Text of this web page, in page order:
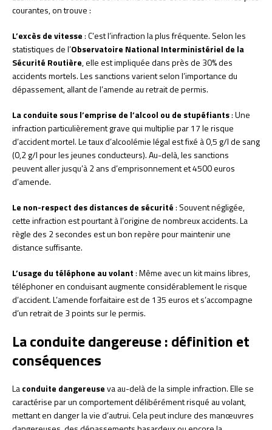
courantes, on trouve :
L’excès de vitesse: C’est l’infraction la plus fréquente. Selon les
statistiques de l’Observatoire National Interministériel de la
Sécurité Routière, elle est impliquée dans près de 30% des
accidents mortels. Les sanctions varient selon l’importance du
dépassement, allant de l’amende au retrait de permis.
La conduite sous l’emprise de l’alcool ou de stupéfiants: Une
infraction particulièrement grave qui multiplie par 17 le risque
d’accident mortel. Le taux d’alcoolémie légal est fixé à 0,5 g/l de sang
(0,2 g/l pour les jeunes conducteurs). Au-delà, les sanctions
peuvent aller jusqu’à 2 ans d’emprisonnement et 4500 euros
d’amende.
Le non-respect des distances de sécurité: Souvent négligée,
cette infraction est pourtant à l’origine de nombreux accidents. La
règle des 2 secondes est un bon repère pour maintenir une
distance suffisante.
L’usage du téléphone au volant: Même avec un kit mains libres,
téléphoner en conduisant augmente considérablement le risque
d’accident. L’amende forfaitaire est de 135 euros et s’accompagne
d’un retrait de 3 points sur le permis.
La conduite dangereuse : définition et
conséquences
Laconduite dangereuseva au-delà de la simple infraction. Elle se
caractérise par un comportement délibérément risqué au volant,
mettant en danger la vie d’autrui. Cela peut inclure des manœuvres